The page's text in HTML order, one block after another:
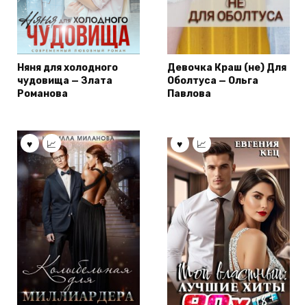
Няня для холодного
чудовища — Злата
Романова
Девочка Краш (не) Для
Оболтуса — Ольга
Павлова